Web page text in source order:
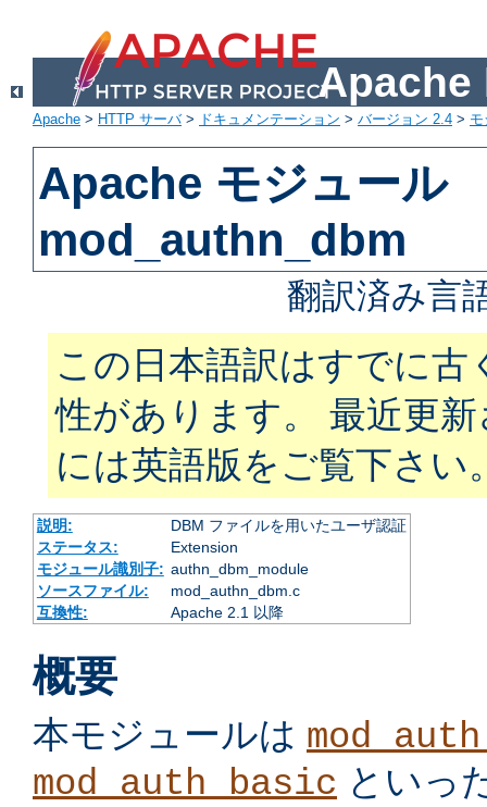
Apache
Apache > HTTP サーバ> ドキュメンテーション > バージョン 2.4 >
Apache モジュール
mod_authn_dbm
翻訳済み言
この日本語訳はすでに古
性があります。 最近更
には英語版をご覧下さい
説明:
DBM ファイルを用いたユーザ認証
ステータス:
Extension
モジュール識別子: authn_dbm_module
ソースファイル:
mod_authn_dbm.c
互換性:
Apache 2.1 以降
概要
本モジュールは
mod_auth_basic といっ